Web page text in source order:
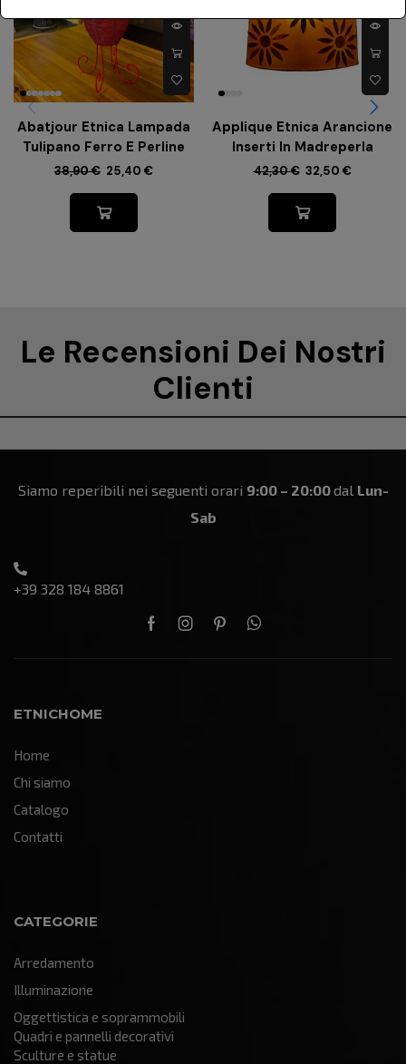
Abatjour Etnica Lampada
Tulipano Ferro E Perline
38,90€ 25,40 €
Applique Etnica Arancione
Inserti In Madreperla
42,30€ 32,50 €
Le Recensioni Dei Nostri
Clienti
Siamo reperibili nei seguenti orari 9:00 – 20:00dal Lun-
Sab
+39 328 184 8861
ETNICHOME
Home
Chi siamo
Catalogo
Contatti
CATEGORIE
Arredamento
Illuminazione
Oggettistica e soprammobili
Quadri e pannelli decorativi
Sculture e statue